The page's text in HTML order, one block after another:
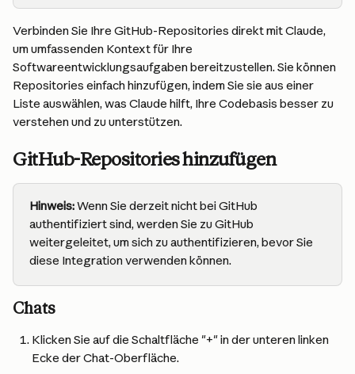
Verbinden Sie Ihre GitHub-Repositories direkt mit Claude,
um umfassenden Kontext für Ihre
Softwareentwicklungsaufgaben bereitzustellen. Sie können
Repositories einfach hinzufügen, indem Sie sie aus einer
Liste auswählen, was Claude hilft, Ihre Codebasis besser zu
verstehen und zu unterstützen.
GitHub-Repositories hinzufügen
Hinweis:Wenn Sie derzeit nicht bei GitHub
authentifiziert sind, werden Sie zu GitHub
weitergeleitet, um sich zu authentifizieren, bevor Sie
diese Integration verwenden können.
Chats
Klicken Sie auf die Schaltfläche "+" in der unteren linken
Ecke der Chat-Oberfläche.